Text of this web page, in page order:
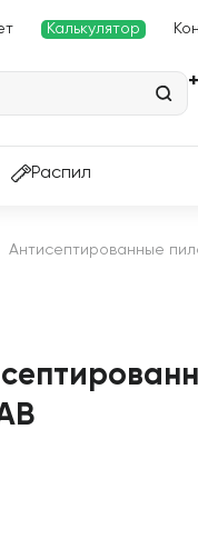
Калькулятор
Распил
Антисептированные